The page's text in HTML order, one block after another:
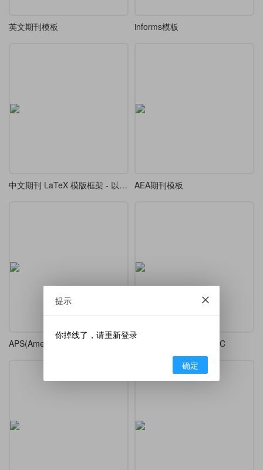
英文期刊模板 informs模板
中文期刊 LaTeX 模版框架 - 以计算机学报为例 AEA期刊模板
SCI期刊模板之IEEE TAC
提示
你掉线了，请重新登录
确定